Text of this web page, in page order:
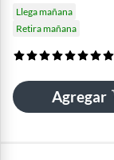
Llega mañana
Retira mañana
Agregar